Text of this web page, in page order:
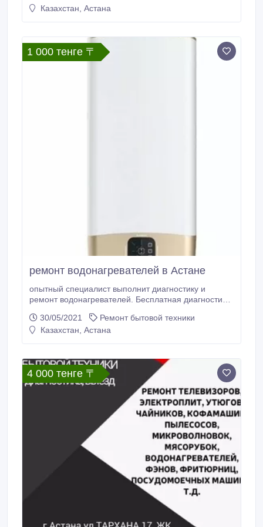
Казахстан, Астана
1 000 тенге 〒
ремонт водонагревателей в Астане
опытный специалист выполнит диагностику и
ремонт водонагревателей. Бесплатная диагностика
Звоните!.
30/05/2021
Ремонт бытовой техники
Казахстан, Астана
4 000 тенге 〒